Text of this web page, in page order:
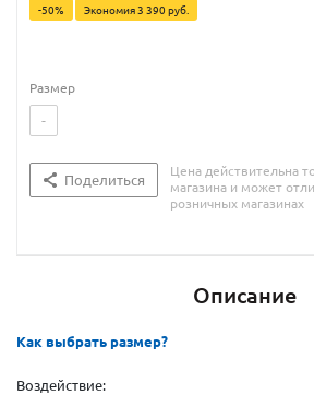
-50% Экономия3 390 руб.
Размер
-
Поделиться
Цена действительна
магазина и может
розничных магазинах
Описание
Как выбрать размер?
Воздействие: